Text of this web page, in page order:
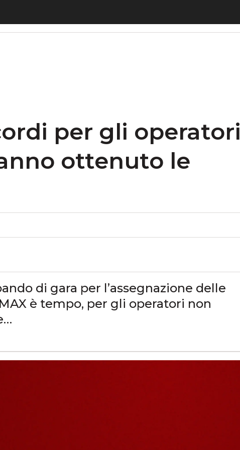
per gli operatori
ottenuto le
di gara per l’assegnazione delle
è tempo, per gli operatori non